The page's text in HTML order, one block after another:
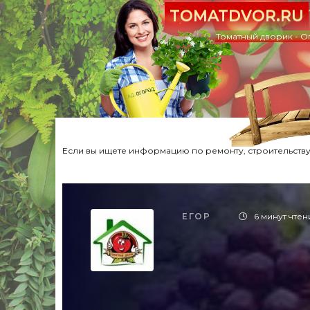
TOMATDVOR.RU
Томатный дворик -
Если вы ищете информацию по ремонту,
ЕГОР 6 минут